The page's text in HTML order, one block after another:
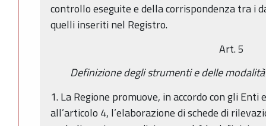
controllo eseguite e della corrispondenza tra i
quelli inseriti nel Registro.
Art. 5
Definizione degli strumenti e delle
1. La Regione promuove, in accordo con gli
all’articolo 4, l’elaborazione di schede di